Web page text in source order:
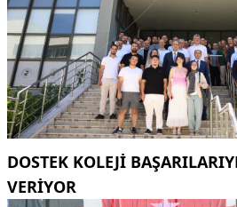
DOSTEK KOLEJİ
VERİYOR